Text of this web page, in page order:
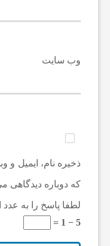
وب‌ سایت
ذخیره نام، ایمیل
که دوباره دیدگاهی
لطفا پاسخ را به عدد
5 − 1 =